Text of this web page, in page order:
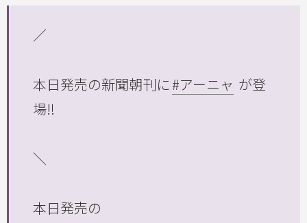
／
本日発売の新聞朝刊に#アーニャ が登
場‼️
＼
本日発売の